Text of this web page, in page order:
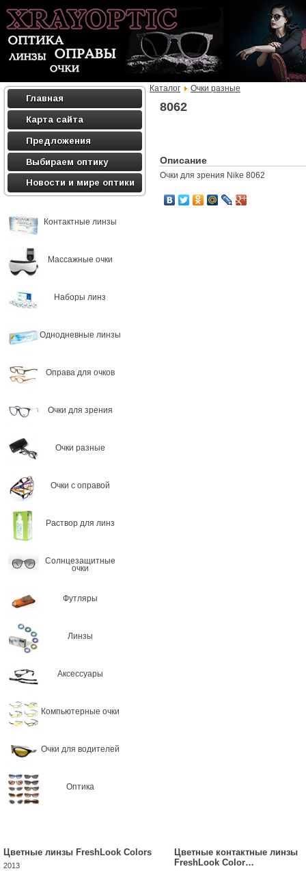
Главная
Карта сайта
Предложения
Выбираем оптику
Новости и мире оптики
Контактные линзы
Массажные очки
Наборы линз
Однодневные линзы
Оправа для очков
Очки для зрения
Очки разные
Очки с оправой
Раствор для линз
Солнцезащитные
очки
Футляры
Линзы
Аксессуары
Компьютерные очки
Очки для водителей
Оптика
Каталог Очки разные
8062
Описание
Очки для зрения Nike 8062
Цветные линзы FreshLook Colors
2013
Цветные контактные линзы
FreshLook Color…